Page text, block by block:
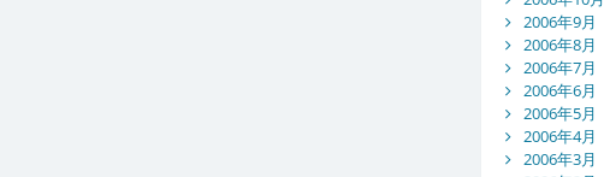
2006年9月
2006年8月
2006年7月
2006年6月
2006年5月
2006年4月
2006年3月